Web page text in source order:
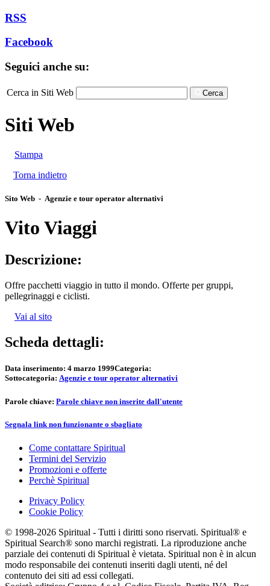
RSS
Facebook
Seguici anche su:
Cerca in Siti Web Cerca
Siti Web
Stampa
Torna indietro
Sito Web - Agenzie e tour operator alternativi
Vito Viaggi
Descrizione:
Offre pacchetti viaggio in tutto il mondo. Offerte per gruppi,
pellegrinaggi e ciclisti.
Vai al sito
Scheda dettagli:
Data inserimento: 4 marzo 1999Categoria:
Sottocategoria: Agenzie e tour operator alternativi
Parole chiave: Parole chiave non inserite dall'utente
Segnala link non funzionante o sbagliato
Come contattare Spiritual
Termini del Servizio
Promozioni e offerte
Perchè Spiritual
Privacy Policy
Cookie Policy
© 1998-2026 Spiritual - Tutti i diritti sono riservati. Spiritual® e
Spiritual Search® sono marchi registrati. La riproduzione anche
parziale dei contenuti di Spiritual è vietata. Spiritual non è in alcun
modo responsabile dei contenuti inseriti dagli utenti, né del
contenuto dei siti ad essi collegati.